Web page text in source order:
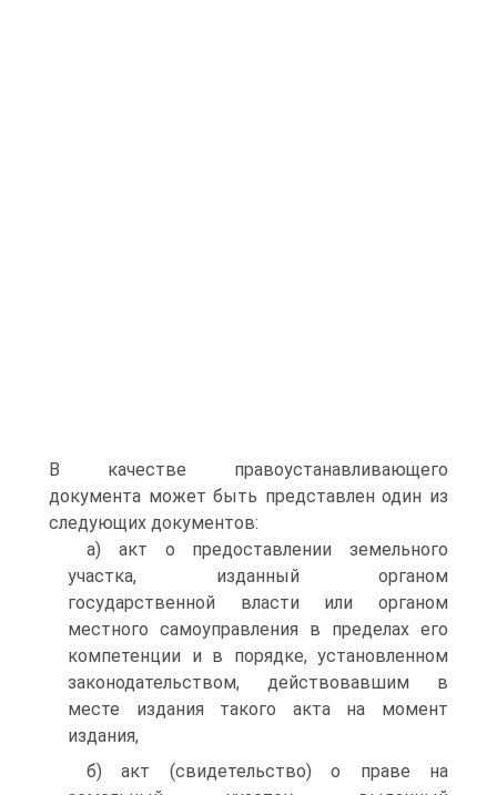
В качестве правоустанавливающего
документа может быть представлен один из
следующих документов:
а) акт о предоставлении земельного
участка, изданный органом
государственной власти или органом
местного самоуправления в пределах его
компетенции и в порядке, установленном
законодательством, действовавшим в
месте издания такого акта на момент
издания,
б) акт (свидетельство) о праве на